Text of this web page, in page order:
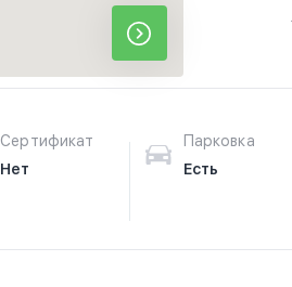
Сертификат
Нет
Парковка
Есть